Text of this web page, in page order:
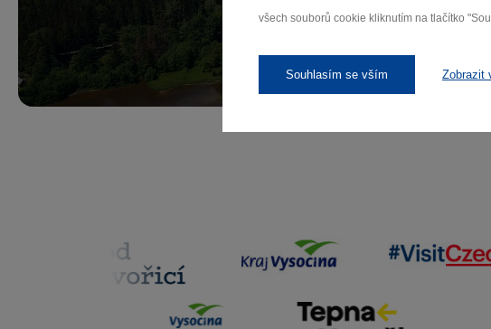
všech souborů cookie kliknutím na tlačítko
Souhlasím se vším Zobrazit